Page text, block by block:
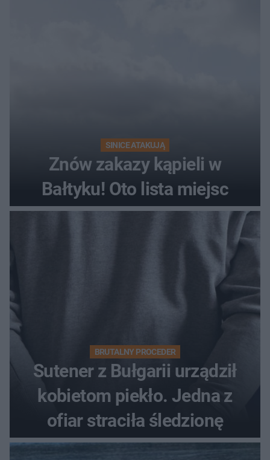
SINICE ATAKUJĄ
Znów zakazy kąpieli w
Bałtyku! Oto lista miejsc
BRUTALNY PROCEDER
Sutener z Bułgarii urządził
kobietom piekło. Jedna z
ofiar straciła śledzionę